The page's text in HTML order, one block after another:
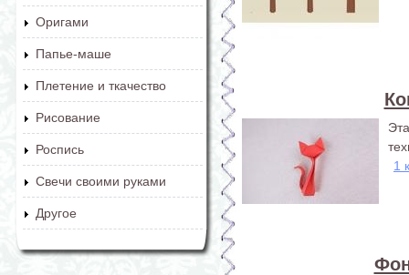
Оригами
Папье-маше
Плетение и ткачество
Рисование
Роспись
Свечи своими руками
Другое
1